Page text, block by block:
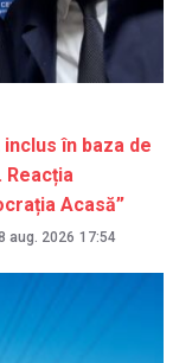
în baza de
Reacția
Acasă”
aug. 2026 17:54